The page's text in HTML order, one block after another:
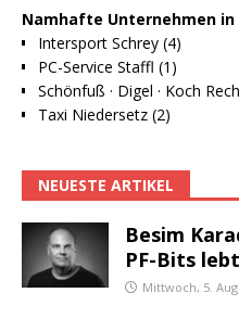
Namhafte Unternehmen in
Intersport Schrey (4)
PC-Service Staffl (1)
Schönfuß · Digel · Koch
Taxi Niedersetz (2)
NEUESTE ARTIKEL
Besim
PF-Bits
Mittwoch, 5.